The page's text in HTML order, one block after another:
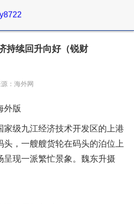
持续回升向好（锐财
：海外网
外版
家级九江经济技术开发区的上港
头，一艘艘货轮在码头的泊位上
呈现一派繁忙景象。魏东升摄